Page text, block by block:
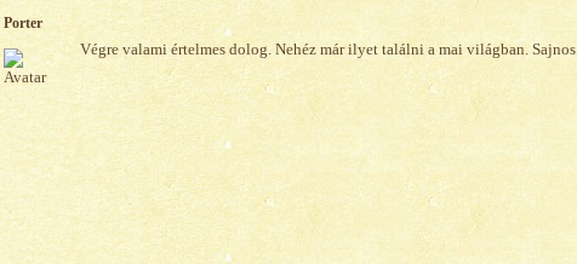
Porter
Végre valami értelmes dolog. Nehéz már ilyet találni a mai világban. Sajnos.